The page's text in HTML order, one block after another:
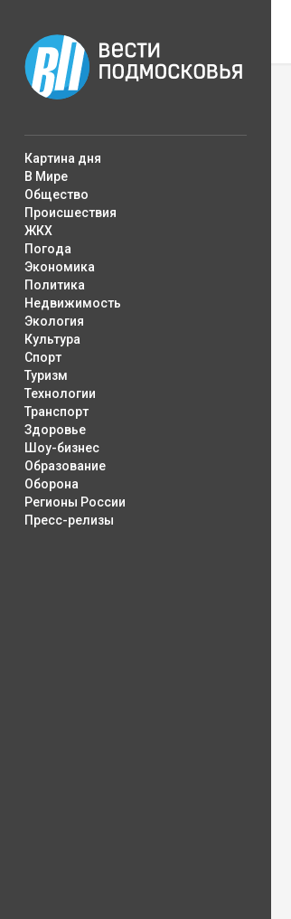
Картина дня
В Мире
Общество
Происшествия
ЖКХ
Погода
Экономика
Политика
Недвижимость
Экология
Культура
Спорт
Туризм
Технологии
Транспорт
Здоровье
Шоу-бизнес
Образование
Оборона
Регионы России
Пресс-релизы